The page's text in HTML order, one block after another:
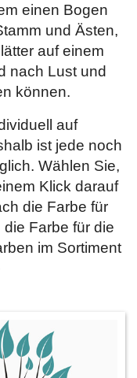
einen Bogen
und Ästen,
auf einem
nach Lust und
können.
auf
ist jede noch
Wählen Sie,
Klick darauf
die Farbe für
Farbe für die
im Sortiment